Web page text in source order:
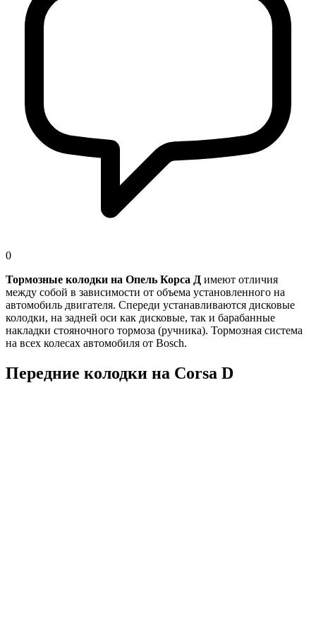
0
Тормозные колодки на Опель Корса Д имеют отличия
между собой в зависимости от объема установленного на
автомобиль двигателя. Спереди устанавливаются дисковые
колодки, на задней оси как дисковые, так и барабанные
накладки стояночного тормоза (ручника). Тормозная система
на всех колесах автомобиля от Bosch.
Передние колодки на Corsa D